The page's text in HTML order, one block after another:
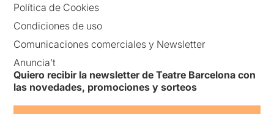
Política de Cookies
Condiciones de uso
Comunicaciones comerciales y Newsletter
Anuncia’t
Quiero recibir la newsletter de Teatre Barcelona con
las novedades, promociones y sorteos